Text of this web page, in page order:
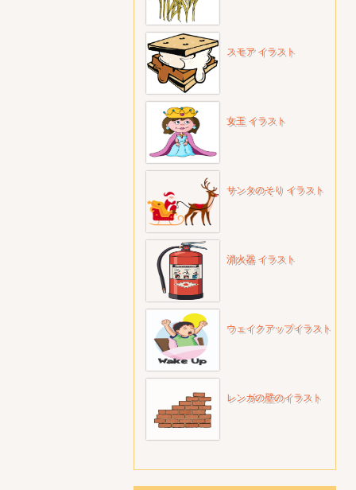
スモア イラスト
女王 イラスト
サンタのそり イラスト
消火器 イラスト
ウェイクアップイラスト
レンガの壁のイラスト